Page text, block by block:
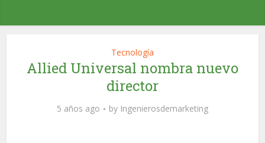
Tecnología
Allied Universal nombra nuevo
director
5 años ago by Ingenierosdemarketing